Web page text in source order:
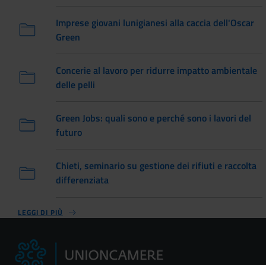
Imprese giovani lunigianesi alla caccia dell'Oscar
Green
Concerie al lavoro per ridurre impatto ambientale
delle pelli
Green Jobs: quali sono e perché sono i lavori del
futuro
Chieti, seminario su gestione dei rifiuti e raccolta
differenziata
LEGGI DI PIÙ